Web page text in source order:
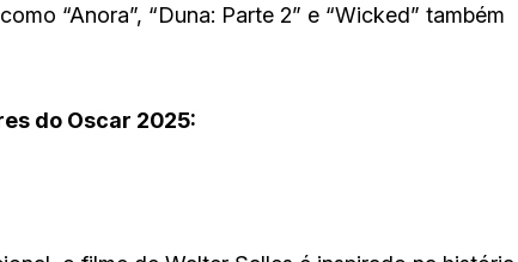
“Anora”, “Duna: Parte 2” e “Wicked” também
do Oscar 2025: